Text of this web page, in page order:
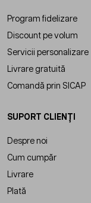
Program fidelizare
Discount pe volum
Servicii personalizare
Livrare gratuită
Comandă prin SICAP
SUPORT CLIENȚI
Despre noi
Cum cumpăr
Livrare
Plată